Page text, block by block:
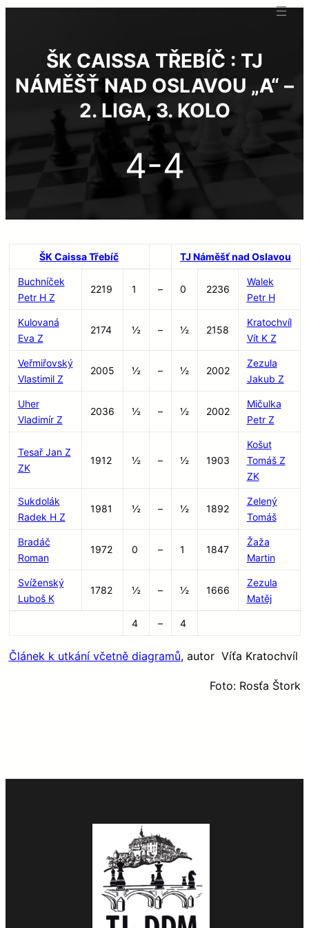
ŠK CAISSA TŘEBÍČ : TJ
NÁMĚŠŤ NAD OSLAVOU „A“ –
2. LIGA, 3. KOLO
4-4
ŠK Caissa Třebíč TJ Náměšť nad Oslavou
Buchníček
Petr H Z
2219 1 – 0 2236
Walek
Petr H
Kulovaná
Eva Z
2174 ½ – ½ 2158
Kratochvíl
Vít K Z
Veřmiřovský
Vlastimil Z
2005 ½ – ½ 2002
Zezula
Jakub Z
Uher
Vladimír Z
2036 ½ – ½ 2002
Mičulka
Petr Z
Tesař Jan Z
ZK
1912 ½ – ½ 1903
Košut
Tomáš Z
ZK
Sukdolák
Radek H Z
1981 ½ – ½ 1892
Zelený
Tomáš
Bradáč
Roman
1972 0 – 1 1847
Žaža
Martin
Svíženský
Luboš K
1782 ½ – ½ 1666
Zezula
Matěj
4 – 4
Článek k utkání včetně diagramů, autor Víťa Kratochvíl
Foto: Rosťa Štork